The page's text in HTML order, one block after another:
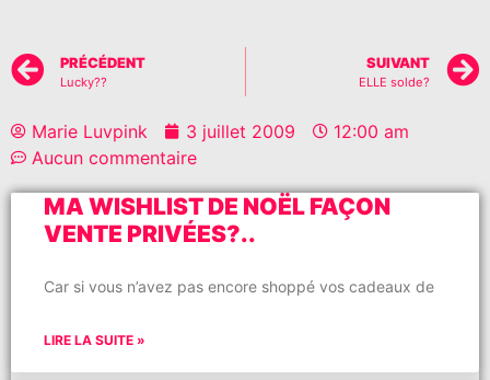
PRÉCÉDENT
Lucky??
SUIVANT
ELLE solde?
Marie Luvpink 3 juillet 2009
12:00 am
Aucun commentaire
MA WISHLIST DE NOËL FAÇON
VENTE PRIVÉES?..
Car si vous n’avez pas encore shoppé vos cadeaux de
LIRE LA SUITE »